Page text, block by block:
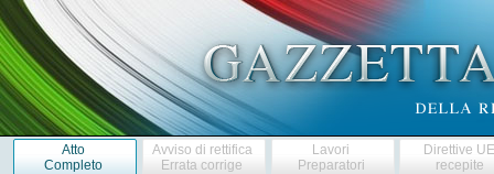
Atto
Completo
Avviso di rettifica
Errata corrige
Lavori
Preparatori
Direttive
recepite